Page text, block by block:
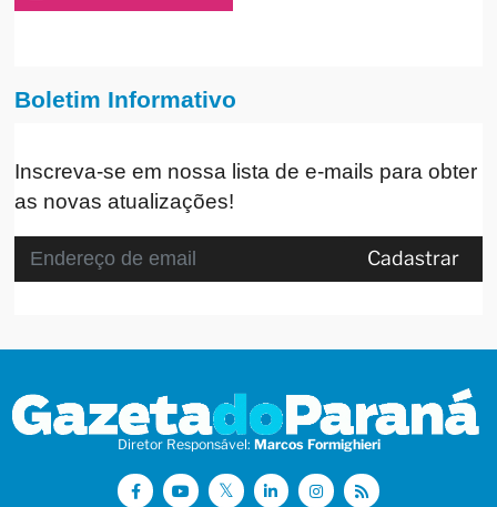
Boletim Informativo
Inscreva-se em nossa lista de e-mails para obter
as novas atualizações!
Cadastrar
Diretor Responsável: Marcos Formighieri